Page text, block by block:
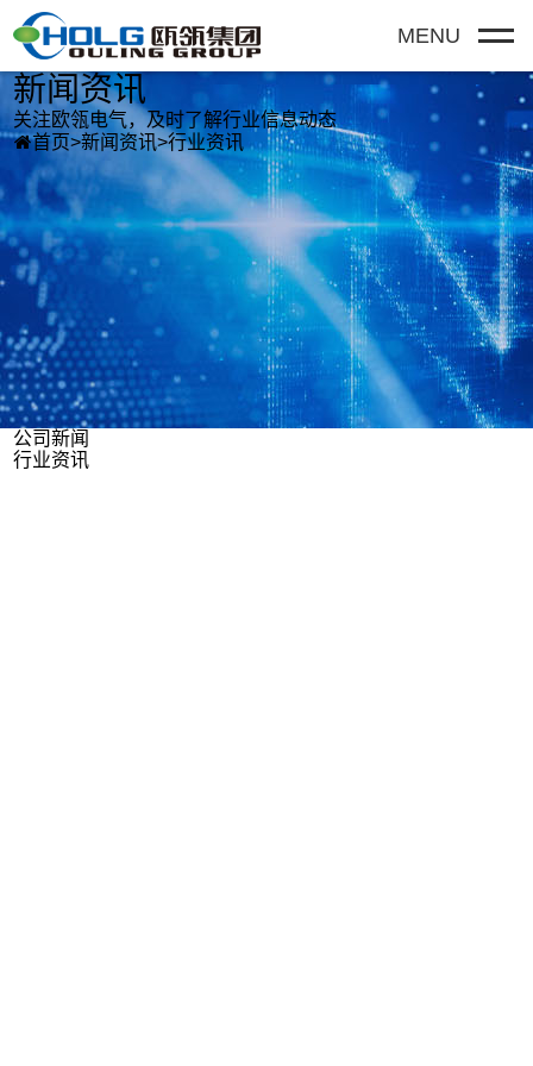
MENU
新闻资讯
关注欧瓴电气，及时了解行业信息动态
首页>新闻资讯>行业资讯
公司新闻
行业资讯